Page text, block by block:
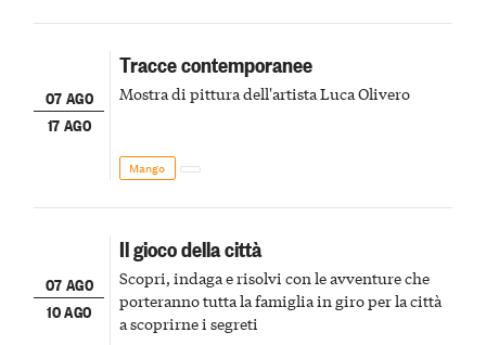
07 AGO
17 AGO
Tracce contemporanee
Mostra di pittura dell'artista Luca Olivero
Mango
07 AGO
10 AGO
Il gioco della città
Scopri, indaga e risolvi con le avventure che
porteranno tutta la famiglia in giro per la città
a scoprirne i segreti